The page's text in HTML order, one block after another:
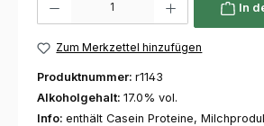
In
Zum Merkzettel hinzufügen
Produktnummer: r1143
Alkoholgehalt: 17.0% vol.
Info: enthält Casein Proteine,